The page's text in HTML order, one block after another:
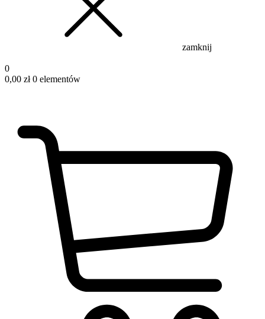
zamknij
0
0,00 zł 0 elementów